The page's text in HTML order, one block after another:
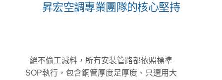
昇宏空調專業團隊的核心堅持
絕不偷工減料，所有安裝管路都依照標準
SOP執行，包含銅管厚度足厚度、只選用大